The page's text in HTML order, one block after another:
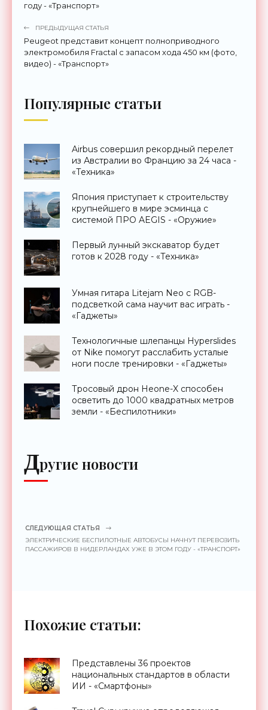
году - «Транспорт»
ПРЕДЫДУЩАЯ СТАТЬЯ
Peugeot представит концепт полноприводного
электромобиля Fractal с запасом хода 450 км (фото,
видео) - «Транспорт»
Популярные статьи
Airbus совершил рекордный перелет
из Австралии во Францию за 24 часа -
«Техника»
Япония приступает к строительству
крупнейшего в мире эсминца с
системой ПРО AEGIS - «Оружие»
Первый лунный экскаватор будет
готов к 2028 году - «Техника»
Умная гитара Litejam Neo с RGB-
подсветкой сама научит вас играть -
«Гаджеты»
Технологичные шлепанцы Hyperslides
от Nike помогут расслабить усталые
ноги после тренировки - «Гаджеты»
Тросовый дрон Heone-X способен
осветить до 1000 квадратных метров
земли - «Беспилотники»
Другие новости
СЛЕДУЮЩАЯ СТАТЬЯ
ЭЛЕКТРИЧЕСКИЕ БЕСПИЛОТНЫЕ АВТОБУСЫ НАЧНУТ ПЕРЕВОЗИТЬ
ПАССАЖИРОВ В НИДЕРЛАНДАХ УЖЕ В ЭТОМ ГОДУ - «ТРАНСПОРТ»
Похожие статьи:
Представлены 36 проектов
национальных стандартов в области
ИИ - «Смартфоны»